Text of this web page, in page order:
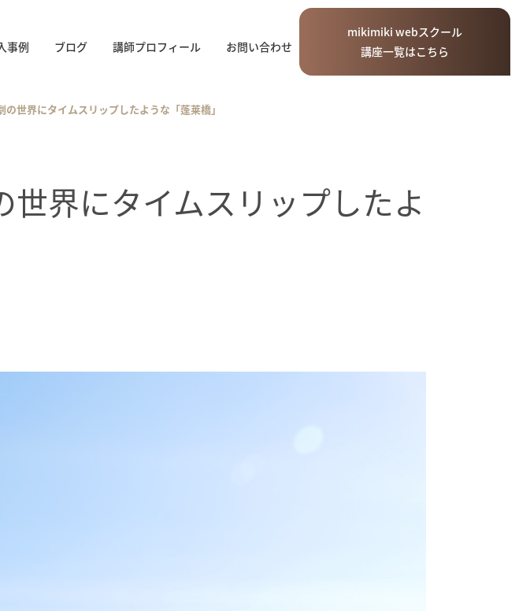
事例 ブログ 講師プロフィール お問い合わせ
mikimiki webスクール
講座一覧はこちら
世界にタイムスリップしたような「蓬莱橋」
界にタイムスリップしたよ